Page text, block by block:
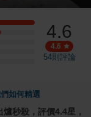
4.6
4.6
54則評論
如何精選
秒殺，評價4.4星，